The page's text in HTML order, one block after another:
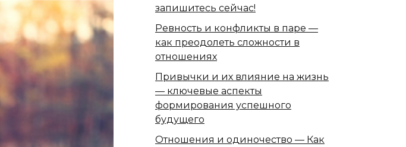
запишитесь сейчас!
Ревность и конфликты в паре —
как преодолеть сложности в
отношениях
Привычки и их влияние на жизнь
— ключевые аспекты
формирования успешного
будущего
Отношения и одиночество — Как